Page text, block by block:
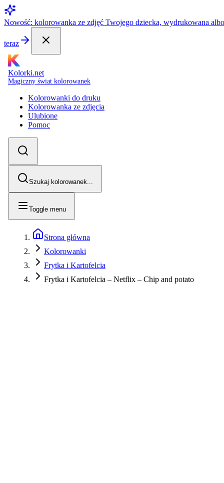
Nowość: kolorowanka ze zdjęć Twojego dziecka, wydrukowana
teraz
Kolorki.net
Magiczny świat kolorowanek
Kolorowanki do druku
Kolorowanka ze zdjęcia
Ulubione
Pomoc
Szukaj kolorowanek...
Toggle menu
Strona główna
Kolorowanki
Frytka i Kartofelcia
Frytka i Kartofelcia – Netflix – Chip and potato